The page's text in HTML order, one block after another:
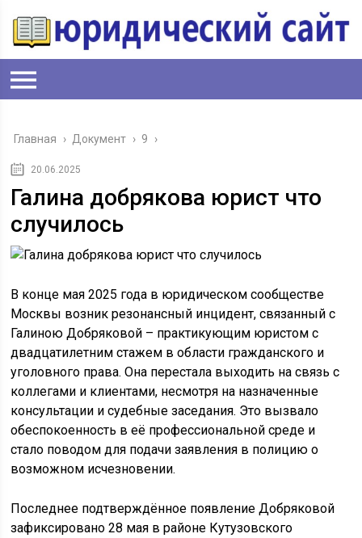
Главная › Документ › 9 ›
20.06.2025
Галина добрякова юрист что
случилось
В конце мая 2025 года в юридическом сообществе
Москвы возник резонансный инцидент, связанный с
Галиною Добряковой – практикующим юристом с
двадцатилетним стажем в области гражданского и
уголовного права. Она перестала выходить на связь с
коллегами и клиентами, несмотря на назначенные
консультации и судебные заседания. Это вызвало
обеспокоенность в её профессиональной среде и
стало поводом для подачи заявления в полицию о
возможном исчезновении.
Последнее подтверждённое появление Добряковой
зафиксировано 28 мая в районе Кутузовского